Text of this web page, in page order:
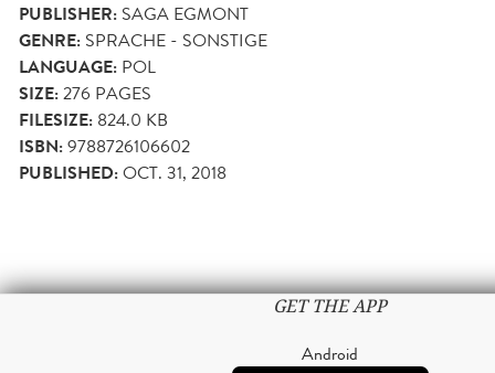
PUBLISHER: SAGA EGMONT
GENRE: SPRACHE - SONSTIGE
LANGUAGE: POL
SIZE:276 PAGES
FILESIZE: 824.0 KB
ISBN:9788726106602
PUBLISHED:OCT. 31, 2018
GET THE APP
Android